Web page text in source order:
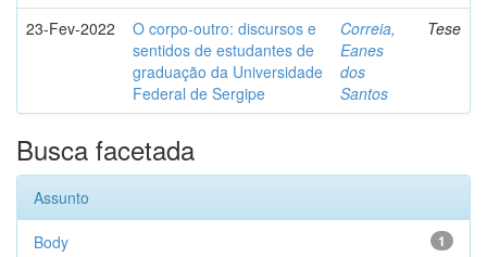
23-Fev-2022
O corpo-outro: discursos e
sentidos de estudantes de
graduação da Universidade
Federal de Sergipe
Correia,
Eanes
dos
Santos
Tese
Busca facetada
Assunto
1
Body